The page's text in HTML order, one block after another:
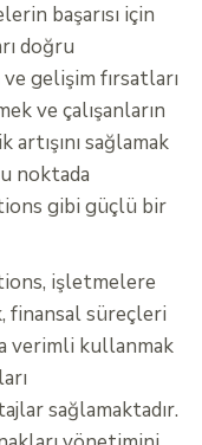
başarısı için
doğru
gelişim fırsatları
ve çalışanların
sağlamak
noktada
gibi güçlü bir
işletmelere
finansal süreçleri
verimli kullanmak
sağlamaktadır.